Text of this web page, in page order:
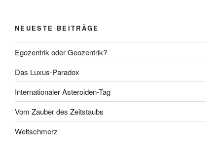
NEUESTE BEITRÄGE
Egozentrik oder Geozentrik?
Das Luxus-Paradox
Internationaler Asteroiden-Tag
Vom Zauber des Zeitstaubs
Weltschmerz